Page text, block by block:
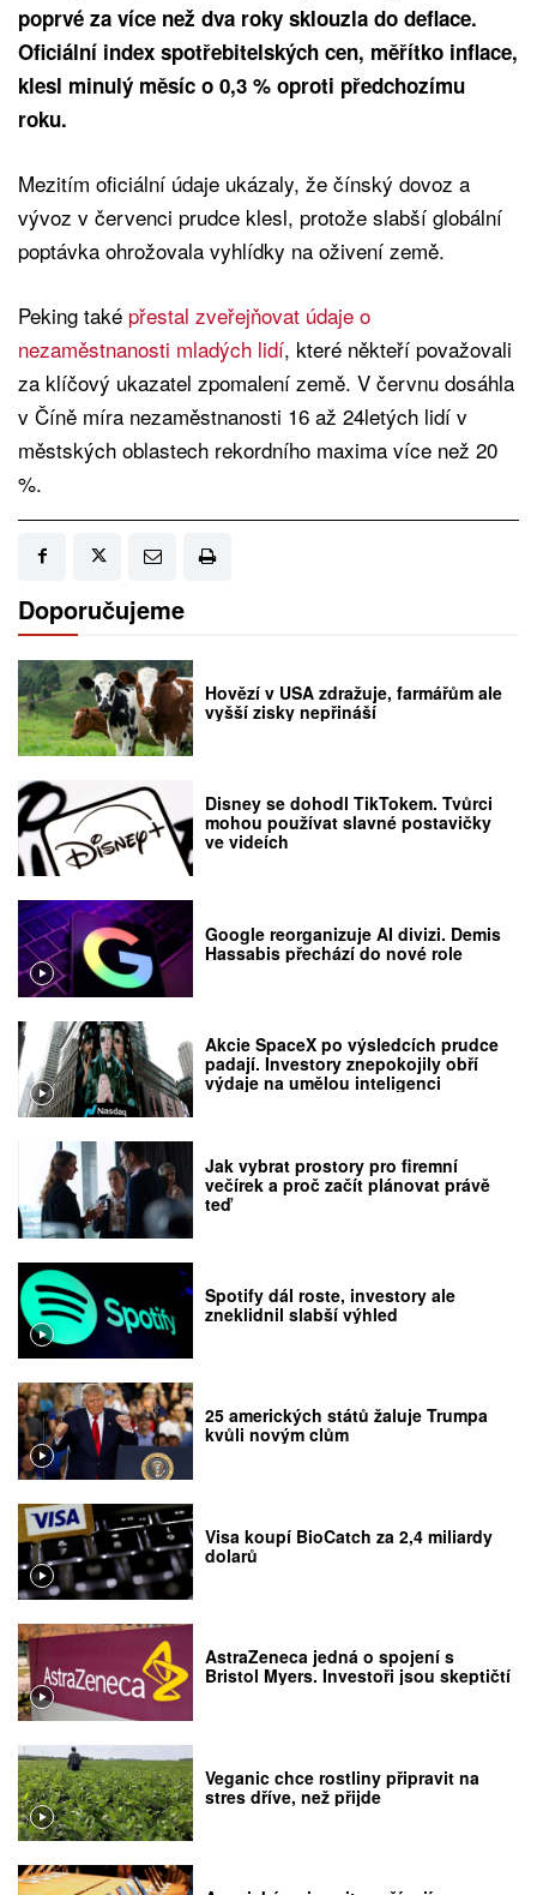
poprvé za více než dva roky sklouzla do deflace.
Oficiální index spotřebitelských cen, měřítko inflace,
klesl minulý měsíc o 0,3 % oproti předchozímu
roku.
Mezitím oficiální údaje ukázaly, že čínský dovoz a
vývoz v červenci prudce klesl, protože slabší globální
poptávka ohrožovala vyhlídky na oživení země.
Peking také přestal zveřejňovat údaje o
nezaměstnanosti mladých lidí, které někteří považovali
za klíčový ukazatel zpomalení země. V červnu dosáhla
v Číně míra nezaměstnanosti 16 až 24letých lidí v
městských oblastech rekordního maxima více než 20
%.
Doporučujeme
Hovězí v USA zdražuje, farmářům ale
vyšší zisky nepřináší
Disney se dohodl TikTokem. Tvůrci
mohou používat slavné postavičky
ve videích
Google reorganizuje AI divizi. Demis
Hassabis přechází do nové role
Akcie SpaceX po výsledcích prudce
padají. Investory znepokojily obří
výdaje na umělou inteligenci
Jak vybrat prostory pro firemní
večírek a proč začít plánovat právě
teď
Spotify dál roste, investory ale
zneklidnil slabší výhled
25 amerických států žaluje Trumpa
kvůli novým clům
Visa koupí BioCatch za 2,4 miliardy
dolarů
AstraZeneca jedná o spojení s
Bristol Myers. Investoři jsou skeptičtí
Veganic chce rostliny připravit na
stres dříve, než přijde